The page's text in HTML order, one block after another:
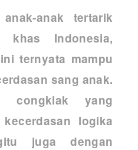
anak tertarik
khas Indonesia,
ternyata mampu
sang anak.
congklak yang
logika
juga dengan